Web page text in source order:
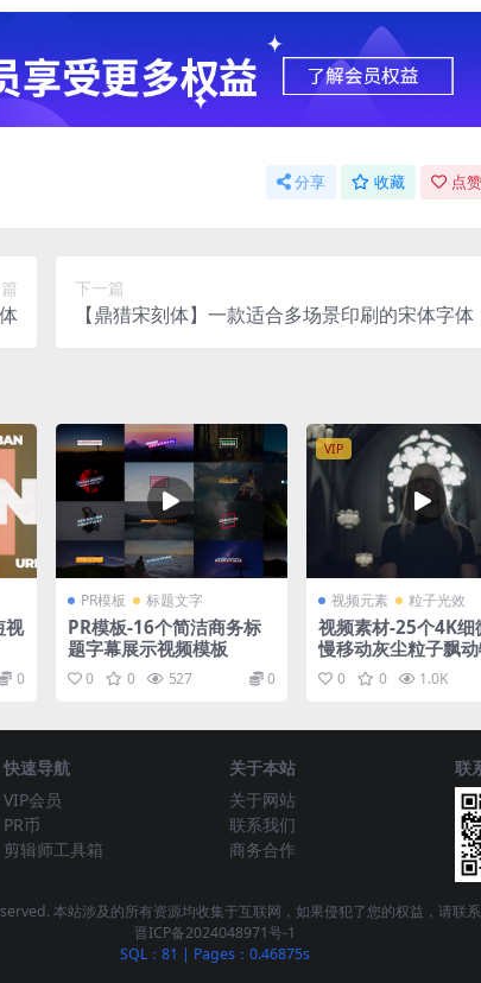
分享 收藏 点
下一篇
【鼎猎宋刻体】一款适合多场景印刷的宋体字体
视
0
PR模板 标题文字
PR模板-16个简洁商务标
题字幕展示视频模板
0 0 527 0
VIP
视频元素 粒子光效
视频素材-25个4K细
慢移动灰尘粒子飘动
合成素材
0 0 1.0K
快速导航
VIP会员
PR币
剪辑师工具箱
关于本站
关于网站
联系我们
商务合作
联
本站涉及的所有资源均收集于互联网，如果侵犯了您的权益，请联系
晋ICP备2024048971号-1
SQL：81
Pages：0.46875s